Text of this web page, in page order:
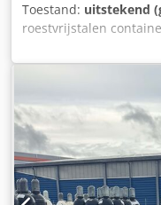
Toestand: uitstekend
roestvrijstalen
gebruik: Voedsel
liter Type: Verticaal in
voeten: 100mm
Mangat: 400mm
verwarming
typeplaatje: ATM
Totale breedte:
hoogte: 1790mm
Externe delen: 14301 /